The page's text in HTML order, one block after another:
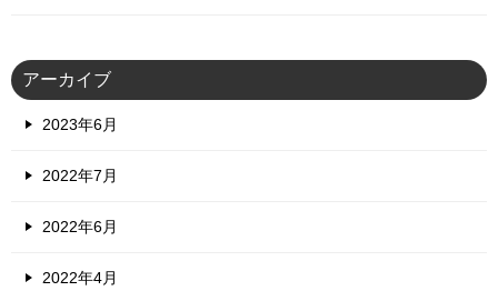
アーカイブ
2023年6月
2022年7月
2022年6月
2022年4月